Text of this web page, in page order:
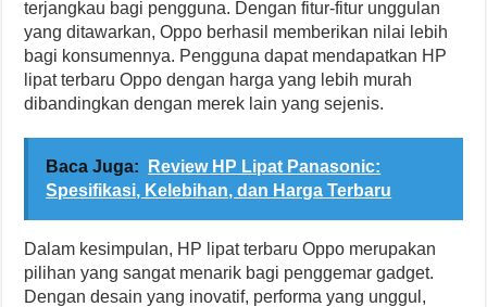
terjangkau bagi pengguna. Dengan fitur-fitur unggulan
yang ditawarkan, Oppo berhasil memberikan nilai lebih
bagi konsumennya. Pengguna dapat mendapatkan HP
lipat terbaru Oppo dengan harga yang lebih murah
dibandingkan dengan merek lain yang sejenis.
Baca Juga:
Review HP Lipat Panasonic:
Spesifikasi, Kelebihan, dan Harga Terbaru
Dalam kesimpulan, HP lipat terbaru Oppo merupakan
pilihan yang sangat menarik bagi penggemar gadget.
Dengan desain yang inovatif, performa yang unggul,